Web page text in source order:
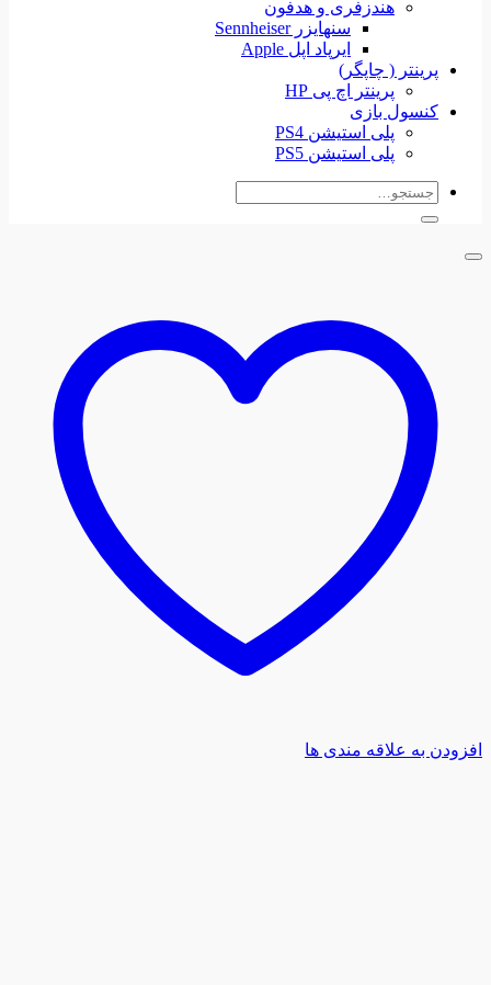
هندزفری و هدفون
سنهایزر Sennheiser
ایرپاد اپل Apple
پرینتر ( چاپگر)
پرینتر اچ پی HP
کنسول بازی
پلی استیشن PS4
پلی استیشن PS5
جستجو
افزودن به علاقه مندی ها